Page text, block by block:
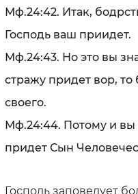
Мф.24:42. Итак,
Господь ваш приидет.
Мф.24:43. Но это вы
стражу придет вор,
своего.
Мф.24:44. Потому и вы
придет Сын
Господь заповедует